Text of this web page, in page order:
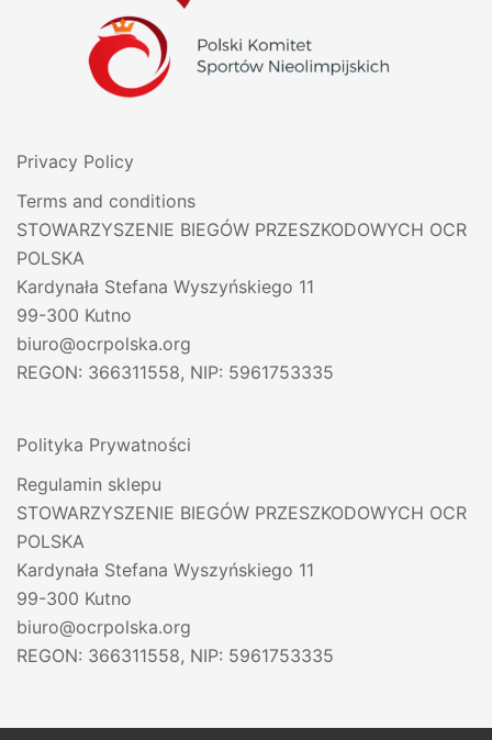
Privacy Policy
Terms and conditions
STOWARZYSZENIE BIEGÓW PRZESZKODOWYCH OCR
POLSKA
Kardynała Stefana Wyszyńskiego 11
99-300 Kutno
biuro@ocrpolska.org
REGON: 366311558, NIP: 5961753335
Polityka Prywatności
Regulamin sklepu
STOWARZYSZENIE BIEGÓW PRZESZKODOWYCH OCR
POLSKA
Kardynała Stefana Wyszyńskiego 11
99-300 Kutno
biuro@ocrpolska.org
REGON: 366311558, NIP: 5961753335